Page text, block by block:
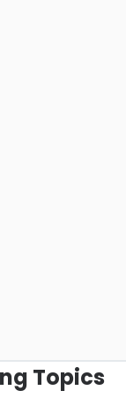
Topics